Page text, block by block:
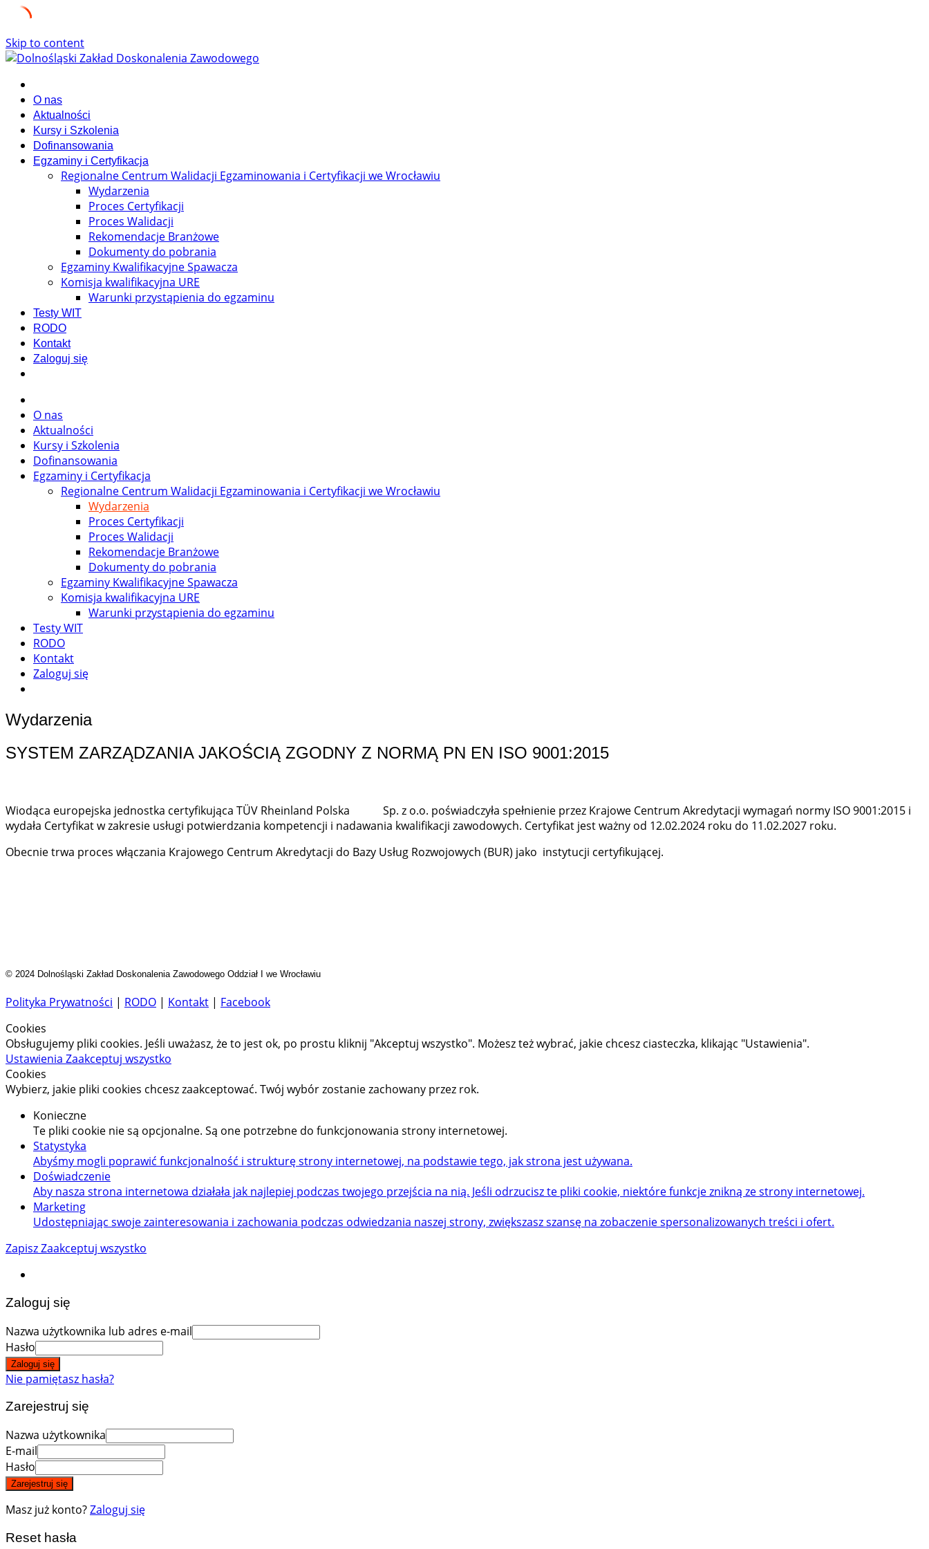
Skip to content
O nas
Aktualności
Kursy i Szkolenia
Dofinansowania
Egzaminy i Certyfikacja
Regionalne Centrum Walidacji Egzaminowania i Certyfikacji we Wrocławiu
Wydarzenia
Proces Certyfikacji
Proces Walidacji
Rekomendacje Branżowe
Dokumenty do pobrania
Egzaminy Kwalifikacyjne Spawacza
Komisja kwalifikacyjna URE
Warunki przystąpienia do egzaminu
Testy WIT
RODO
Kontakt
Zaloguj się
O nas
Aktualności
Kursy i Szkolenia
Dofinansowania
Egzaminy i Certyfikacja
Regionalne Centrum Walidacji Egzaminowania i Certyfikacji we Wrocławiu
Wydarzenia
Proces Certyfikacji
Proces Walidacji
Rekomendacje Branżowe
Dokumenty do pobrania
Egzaminy Kwalifikacyjne Spawacza
Komisja kwalifikacyjna URE
Warunki przystąpienia do egzaminu
Testy WIT
RODO
Kontakt
Zaloguj się
Wydarzenia
SYSTEM ZARZĄDZANIA JAKOŚCIĄ ZGODNY Z NORMĄ PN EN ISO 9001:2015
Wiodąca europejska jednostka certyfikująca TÜV Rheinland Polska Sp. z o.o. poświadczyła spełnienie przez Krajowe Centrum Akredytacji wymagań normy ISO 9001:2015 i
wydała Certyfikat w zakresie usługi potwierdzania kompetencji i nadawania kwalifikacji zawodowych. Certyfikat jest ważny od 12.02.2024 roku do 11.02.2027 roku.
Obecnie trwa proces włączania Krajowego Centrum Akredytacji do Bazy Usług Rozwojowych (BUR) jako instytucji certyfikującej.
© 2024 Dolnośląski Zakład Doskonalenia Zawodowego Oddział I we Wrocławiu
Polityka Prywatności | RODO | Kontakt | Facebook
Cookies
Obsługujemy pliki cookies. Jeśli uważasz, że to jest ok, po prostu kliknij "Akceptuj wszystko". Możesz też wybrać, jakie chcesz ciasteczka, klikając "Ustawienia".
Ustawienia Zaakceptuj wszystko
Cookies
Wybierz, jakie pliki cookies chcesz zaakceptować. Twój wybór zostanie zachowany przez rok.
Konieczne
Te pliki cookie nie są opcjonalne. Są one potrzebne do funkcjonowania strony internetowej.
Statystyka
Abyśmy mogli poprawić funkcjonalność i strukturę strony internetowej, na podstawie tego, jak strona jest używana.
Doświadczenie
Aby nasza strona internetowa działała jak najlepiej podczas twojego przejścia na nią. Jeśli odrzucisz te pliki cookie, niektóre funkcje znikną ze strony internetowej.
Marketing
Udostępniając swoje zainteresowania i zachowania podczas odwiedzania naszej strony, zwiększasz szansę na zobaczenie spersonalizowanych treści i ofert.
ZapiszZaakceptuj wszystko
Zaloguj się
Nazwa użytkownika lub adres e-mail
Hasło
Zaloguj się
Nie pamiętasz hasła?
Zarejestruj się
Nazwa użytkownika
E-mail
Hasło
Zarejestruj się
Masz już konto?Zaloguj się
Reset hasła